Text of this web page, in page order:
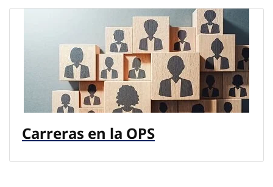
Carreras en la OPS